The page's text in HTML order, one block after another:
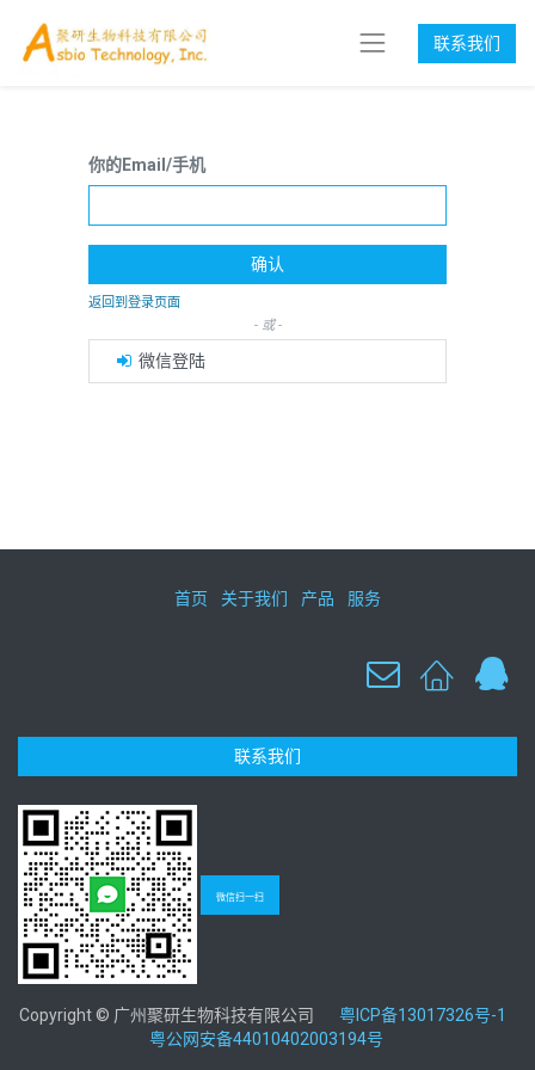
联系我们
你的Email/手机
确认
返回到登录页面
- 或 -
微信登陆
首页 关于我们 产品 服务
联系我们
微信扫一扫
Copyright © 广州聚研生物科技有限公司 粤ICP备13017326号-1
粤公网安备44010402003194号